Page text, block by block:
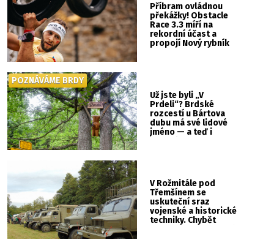
Příbram ovládnou
překážky! Obstacle
Race 3.3 míří na
rekordní účast a
propojí Nový rybník
Už jste byli „V
Prdeli“? Brdské
rozcestí u Bártova
dubu má své lidové
jméno — a teď i
POZNÁVÁME BRDY
V Rožmitále pod
Třemšínem se
uskuteční sraz
vojenské a historické
techniky. Chybět